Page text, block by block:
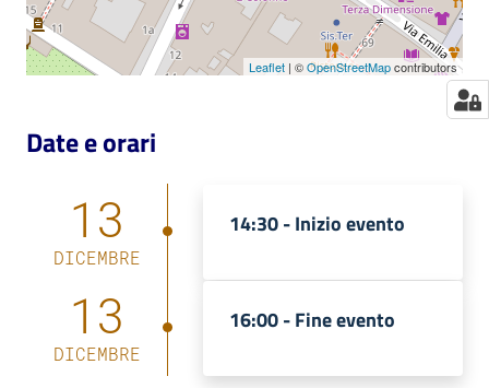
Leaflet | ©OpenStreetMapcontributors
Date e orari
13
DICEMBRE
14:30 -Inizio evento
13
DICEMBRE
16:00 -Fine evento